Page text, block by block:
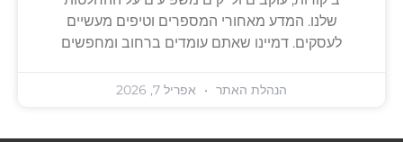
שלנו. המדע מאחורי המספרים וטיפים מעשיים
לעסקים. דמיינו שאתם עומדים ברחוב ומחפשים
הנהלת האתר אפריל 7, 2026